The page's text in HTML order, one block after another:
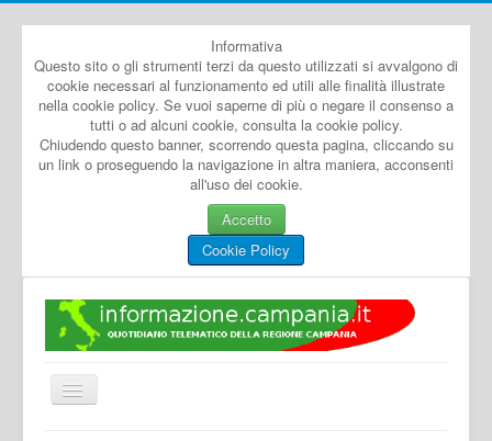
Informativa
Questo sito o gli strumenti terzi da questo utilizzati si avvalgono di
cookie necessari al funzionamento ed utili alle finalità illustrate
nella cookie policy. Se vuoi saperne di più o negare il consenso a
tutti o ad alcuni cookie, consulta la cookie policy.
Chiudendo questo banner, scorrendo questa pagina, cliccando su
un link o proseguendo la navigazione in altra maniera, acconsenti
all'uso dei cookie.
Accetto
Cookie Policy
Cambia
navigazione